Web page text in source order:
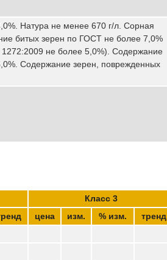
Натура не менее 670 г/л. Сорная
битых зерен по ГОСТ не более 7,0%
не более 5,0%). Содержание
Содержание зерен, поврежденных
Класс 3
цена изм. % изм. тренд